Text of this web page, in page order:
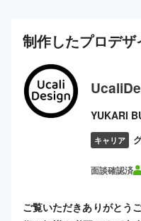
制作したプロデザ
YUKARI
キャリア
面談確認済
ご覧いただきありがとう